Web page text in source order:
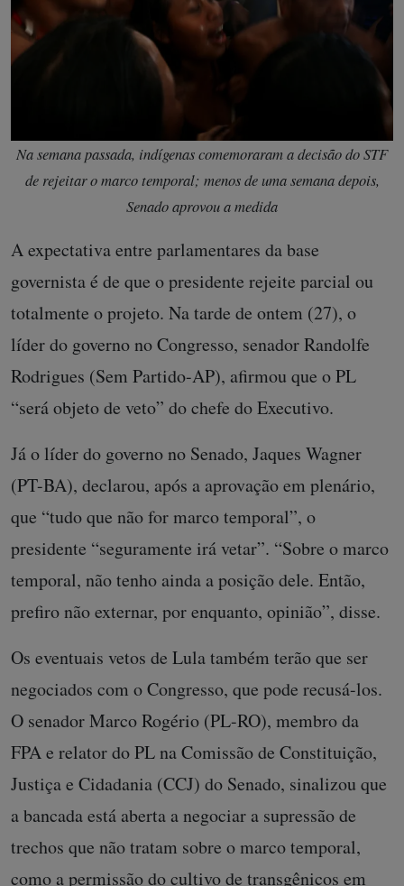
Na semana passada, indígenas comemoraram a decisão do STF
de rejeitar o marco temporal; menos de uma semana depois,
Senado aprovou a medida
A expectativa entre parlamentares da base
governista é de que o presidente rejeite parcial ou
totalmente o projeto. Na tarde de ontem (27), o
líder do governo no Congresso, senador Randolfe
Rodrigues (Sem Partido-AP), afirmou que o PL
“será objeto de veto” do chefe do Executivo.
Já o líder do governo no Senado, Jaques Wagner
(PT-BA), declarou, após a aprovação em plenário,
que “tudo que não for marco temporal”, o
presidente “seguramente irá vetar”. “Sobre o marco
temporal, não tenho ainda a posição dele. Então,
prefiro não externar, por enquanto, opinião”, disse.
Os eventuais vetos de Lula também terão que ser
negociados com o Congresso, que pode recusá-los.
O senador Marco Rogério (PL-RO), membro da
FPA e relator do PL na Comissão de Constituição,
Justiça e Cidadania (CCJ) do Senado, sinalizou que
a bancada está aberta a negociar a supressão de
trechos que não tratam sobre o marco temporal,
como a permissão do cultivo de transgênicos em